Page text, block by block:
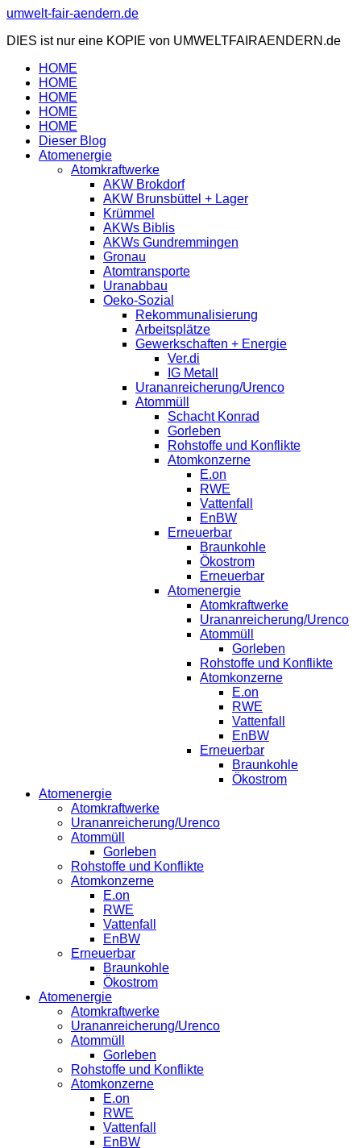
Zum
springen
umwelt-fair-aendern.de
DIES ist nur eine KOPIE von UMWELTFAIRAENDERN.de
HOME
HOME
HOME
HOME
HOME
Dieser Blog
Atomenergie
Atomkraftwerke
AKW Brokdorf
AKW Brunsbüttel + Lager
Krümmel
AKWs Biblis
AKWs Gundremmingen
Gronau
Atomtransporte
Uranabbau
Oeko-Sozial
Rekommunalisierung
Arbeitsplätze
Gewerkschaften + Energie
Ver.di
IG Metall
Urananreicherung/Urenco
Atommüll
Schacht Konrad
Gorleben
Rohstoffe und Konflikte
Atomkonzerne
E.on
RWE
Vattenfall
EnBW
Erneuerbar
Braunkohle
Ökostrom
Erneuerbar
Atomenergie
Atomkraftwerke
Urananreicherung/Urenco
Atommüll
Gorleben
Rohstoffe und Konflikte
Atomkonzerne
E.on
RWE
Vattenfall
EnBW
Erneuerbar
Braunkohle
Ökostrom
Atomenergie
Atomkraftwerke
Urananreicherung/Urenco
Atommüll
Gorleben
Rohstoffe und Konflikte
Atomkonzerne
E.on
RWE
Vattenfall
EnBW
Erneuerbar
Braunkohle
Ökostrom
Atomenergie
Atomkraftwerke
Urananreicherung/Urenco
Atommüll
Gorleben
Rohstoffe und Konflikte
Atomkonzerne
E.on
RWE
Vattenfall
EnBW